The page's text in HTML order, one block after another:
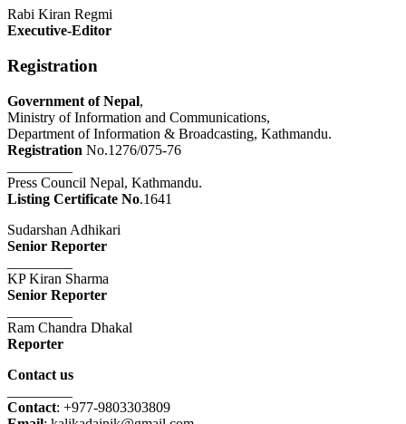
Rabi Kiran Regmi
Executive-Editor
Registration
Government of Nepal,
Ministry of Information and Communications,
Department of Information & Broadcasting, Kathmandu.
Registration No.1276/075-76
Press Council Nepal, Kathmandu.
Listing Certificate No.1641
Sudarshan Adhikari
Senior Reporter
KP Kiran Sharma
Senior Reporter
Ram Chandra Dhakal
Reporter
Contact us
Contact: +977-9803303809